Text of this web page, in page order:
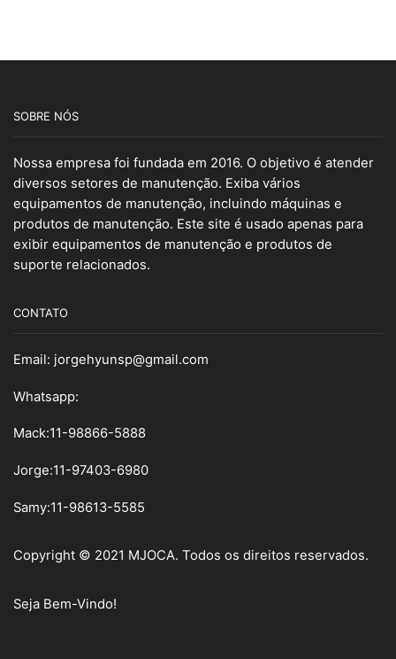
SOBRE NÓS
Nossa empresa foi fundada em 2016. O objetivo é atender
diversos setores de manutenção. Exiba vários
equipamentos de manutenção, incluindo máquinas e
produtos de manutenção. Este site é usado apenas para
exibir equipamentos de manutenção e produtos de
suporte relacionados.
CONTATO
Email: jorgehyunsp@gmail.com
Whatsapp:
Mack:11-98866-5888
Jorge:11-97403-6980
Samy:11-98613-5585
Copyright © 2021 MJOCA. Todos os direitos reservados.
Seja Bem-Vindo!